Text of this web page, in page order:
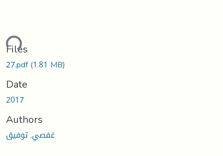
Files
27.pdf(1.81 MB)
Date
2017
Authors
غفصي, توفيق